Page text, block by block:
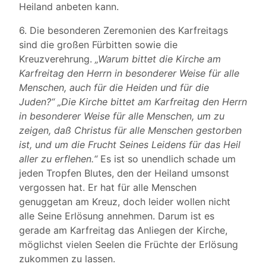
Heiland anbeten kann.
6. Die besonderen Zeremonien des Karfreitags
sind die großen Fürbitten sowie die
Kreuzverehrung. „Warum bittet die Kirche am
Karfreitag den Herrn in besonderer Weise für alle
Menschen, auch für die Heiden und für die
Juden?“ „Die Kirche bittet am Karfreitag den Herrn
in besonderer Weise für alle Menschen, um zu
zeigen, daß Christus für alle Menschen gestorben
ist, und um die Frucht Seines Leidens für das Heil
aller zu erflehen.“Es ist so unendlich schade um
jeden Tropfen Blutes, den der Heiland umsonst
vergossen hat. Er hat für alle Menschen
genuggetan am Kreuz, doch leider wollen nicht
alle Seine Erlösung annehmen. Darum ist es
gerade am Karfreitag das Anliegen der Kirche,
möglichst vielen Seelen die Früchte der Erlösung
zukommen zu lassen.